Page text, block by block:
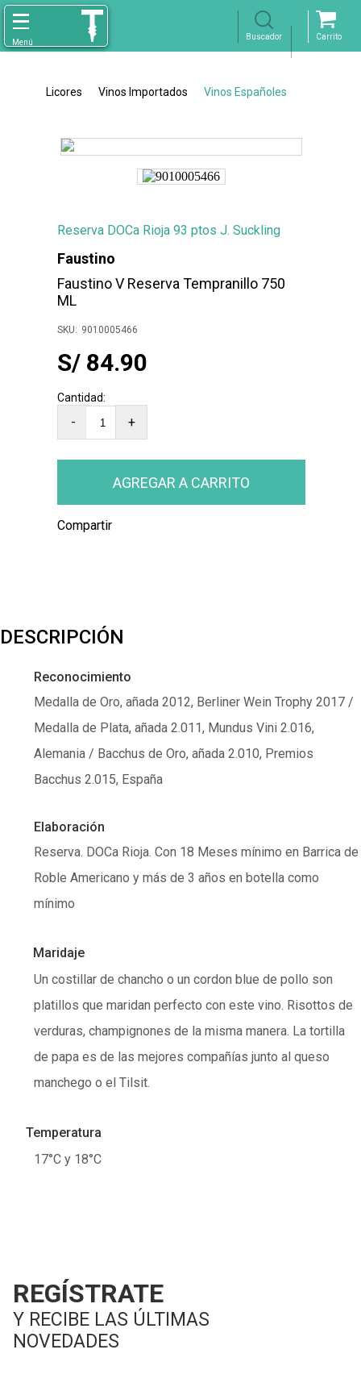
Licores Vinos Importados Vinos Españoles
Reserva DOCa Rioja 93 ptos J. Suckling
Faustino
Faustino V Reserva Tempranillo 750
ML
9010005466
S/ 84.90
- +
Compartir
DESCRIPCIÓN
Reconocimiento
Medalla de Oro, añada 2012, Berliner Wein Trophy 2017 /
Medalla de Plata, añada 2.011, Mundus Vini 2.016,
Alemania / Bacchus de Oro, añada 2.010, Premios
Bacchus 2.015, España
Elaboración
Reserva. DOCa Rioja. Con 18 Meses mínimo en Barrica de
Roble Americano y más de 3 años en botella como
mínimo
Maridaje
Un costillar de chancho o un cordon blue de pollo son
platillos que maridan perfecto con este vino. Risottos de
verduras, champignones de la misma manera. La tortilla
de papa es de las mejores compañías junto al queso
manchego o el Tilsit.
Temperatura
17°C y 18°C
REGÍSTRATE
Y RECIBE LAS ÚLTIMAS
NOVEDADES